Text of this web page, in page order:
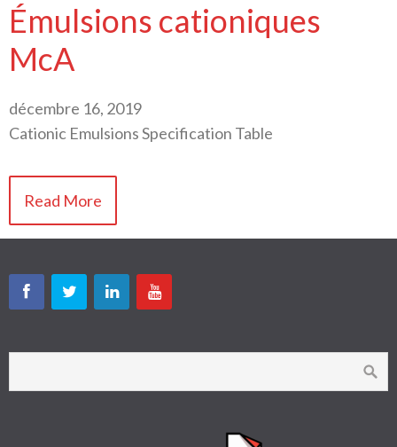
Émulsions cationiques
McA
décembre 16, 2019
Cationic Emulsions Specification Table
Read More